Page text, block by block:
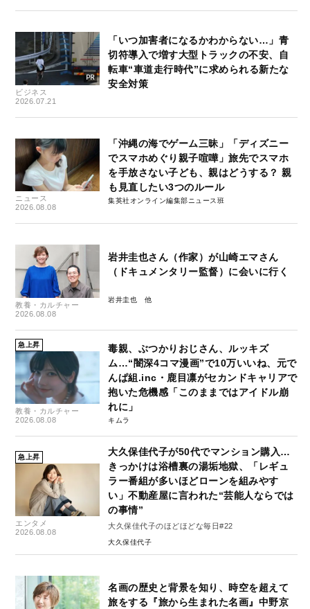
ビジネス
2026.07.21
「いつ加害者になるかわからない…」青
切符導入で増す大型トラックの不安、自
転車“車道走行時代”に求められる新たな
安全対策
ニュース
2026.08.08
「沖縄の海でゲーム三昧」「ディズニー
でスマホめぐり親子喧嘩」旅先でスマホ
を手放さない子ども、親はどうする？ 親
も見直したい3つのルール
集英社オンライン編集部ニュース班
教養・カルチャー
2026.08.08
岩井圭也さん（作家）が山崎エマさん
（ドキュメンタリー監督）に会いに行く
岩井圭也
急上昇
教養・カルチャー
2026.08.08
毒親、ぶつかりおじさん、ルッキズ
ム…“闇深4コマ漫画”で10万いいね、元で
んぱ組.inc・鹿目凛がセカンドキャリアで
抱いた危機感「このままではアイドル崩
れに」
キムラ
急上昇
エンタメ
2026.08.08
大久保佳代子が50代でマンション購入…
きっかけは浴槽裏の湯垢地獄、「レギュ
ラー番組が多いほどローンを組みやす
い」不動産屋に言われた“芸能人ならでは
の事情”
大久保佳代子のほどほどな毎日#22
大久保佳代子
名画の歴史と背景を知り、時空を超えて
旅をする『旅から生まれた名画』中野京